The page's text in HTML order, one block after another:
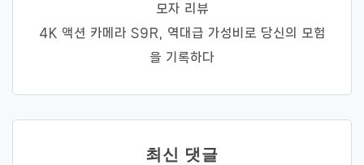
모자 리뷰
4K 액션 카메라 S9R, 역대급 가성비로 당신의 모험
을 기록하다
최신 댓글